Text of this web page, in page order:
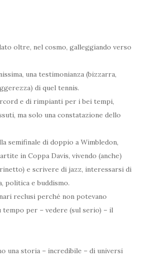
oltre, nel cosmo, galleggiando verso
una testimonianza (bizzarra,
di quel tennis.
e di rimpianti per i bei tempi,
ma solo una constatazione dello
semifinale di doppio a Wimbledon,
in Coppa Davis, vivendo (anche)
e scrivere di jazz, interessarsi di
politica e buddismo.
reclusi perché non potevano
tempo per – vedere (sul serio) – il
una storia – incredibile – di universi